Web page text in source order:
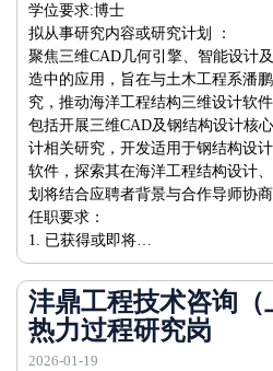
学位要求:博士
拟从事研究内容或研究计划 ：
聚焦三维CAD几何引擎、智能设计
造中的应用，旨在与土木工程系潘
究，推动海洋工程结构三维设计软
包括开展三维CAD及钢结构设计核
计相关研究，开发适用于钢结构设
软件，探索其在海洋工程结构设计
划将结合应聘者背景与合作导师协商
任职要求：
1. 已获得或即将…
沣鼎工程技术咨询
热力过程研究岗
2026-01-19